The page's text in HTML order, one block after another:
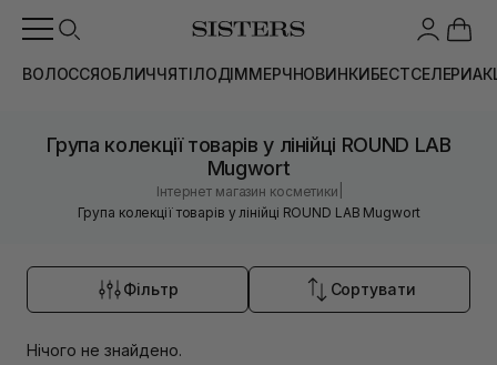
ВОЛОССЯОБЛИЧЧЯТІЛОДІММЕРЧНОВИНКИБЕСТСЕЛЕРИ
Група колекції товарів у лінійці ROUND LAB
Mugwort
Інтернет магазин косметики
Група колекції товарів у лінійці ROUND LAB Mugwort
Фільтр Сортувати
Нічого не знайдено.